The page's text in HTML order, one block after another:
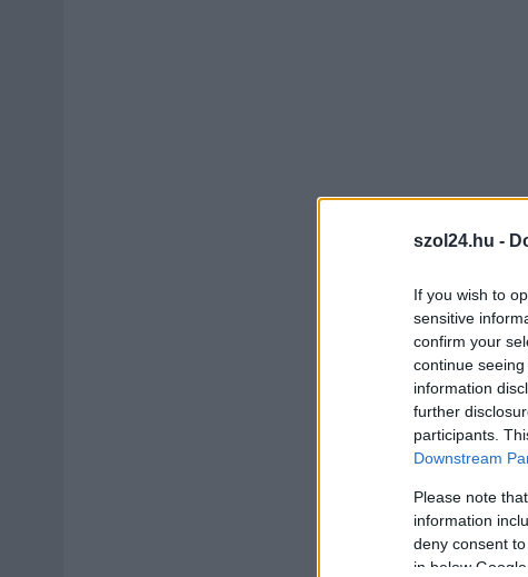
szol24.hu -
If you wish to
sensitive
confirm your
continue
information
further
participants.
Downstream
Please note
information
deny consent
in below